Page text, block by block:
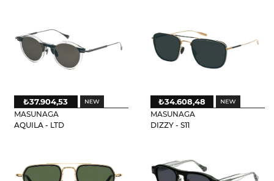
MASUNAGA
AQUILA - LTD
₺37.904,53
MASUNAGA
DIZZY - S11
₺34.608,48